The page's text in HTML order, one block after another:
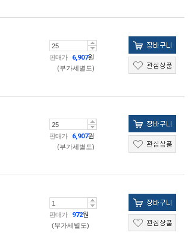
판매가 6,907원
(부가세별도)
판매가 6,907원
(부가세별도)
판매가 972원
(부가세별도)